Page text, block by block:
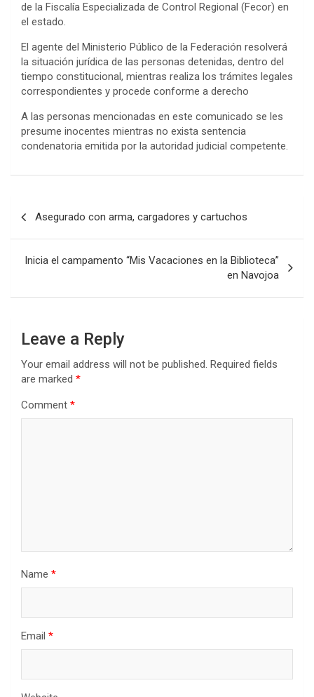
de la Fiscalía Especializada de Control Regional (Fecor) en
el estado.
El agente del Ministerio Público de la Federación resolverá
la situación jurídica de las personas detenidas, dentro del
tiempo constitucional, mientras realiza los trámites legales
correspondientes y procede conforme a derecho
A las personas mencionadas en este comunicado se les
presume inocentes mientras no exista sentencia
condenatoria emitida por la autoridad judicial competente.
navigation
Asegurado con arma, cargadores y cartuchos
Inicia el campamento “Mis Vacaciones en la Biblioteca”
en Navojoa
Leave a Reply
Your email address will not be published. Required fields
are marked *
Comment *
Name *
Email *